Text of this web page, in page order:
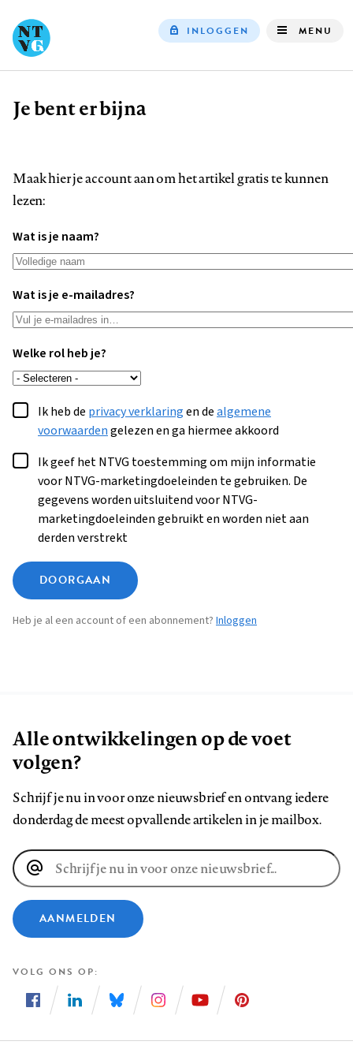
INLOGGEN MENU
Kruimelpad
Je bent er bijna
Maak hier je account aan om het artikel gratis te kunnen
lezen:
Wat is je naam?
Wat is je e-mailadres?
Welke rol heb je?
Ik heb de privacy verklaringen dealgemene
voorwaardengelezen en ga hiermee akkoord
Ik geef het NTVG toestemming om mijn informatie
voor NTVG-marketingdoeleinden te gebruiken. De
gegevens worden uitsluitend voor NTVG-
marketingdoeleinden gebruikt en worden niet aan
derden verstrekt
DOORGAAN
Heb je al een account of een abonnement? Inloggen
Alle ontwikkelingen op de voet
volgen?
Schrijf je nu in voor onze nieuwsbrief en ontvang iedere
donderdag de meest opvallende artikelen in je mailbox.
E-
mailadres
AANMELDEN
VOLG ONS OP
ons
ons
ons
ons
ons
ons